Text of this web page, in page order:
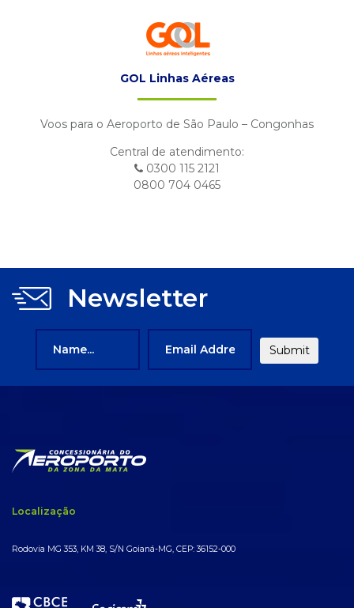
GOL Linhas Aéreas
Voos para o Aeroporto de São Paulo – Congonhas
Central de atendimento:
0300 115 2121
0800 704 0465
Newsletter
Localização
Rodovia MG 353, KM 38, S/N Goianá-MG, CEP: 36152-000